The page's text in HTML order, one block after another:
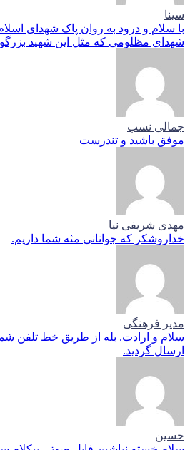
سینا
با سلام و درود به روان پاک شهدای
شهدای مظلومی که مثل این شهید
جمالی نسب
موفق باشید و تندرست
مهدی شریفی نیا
خداروشکر که جوانانی مثه شما داریم.
مدیر فرهنگی
سلام و ارادت. بله از طریق خط تلفن
ارسال گردید.
حسین